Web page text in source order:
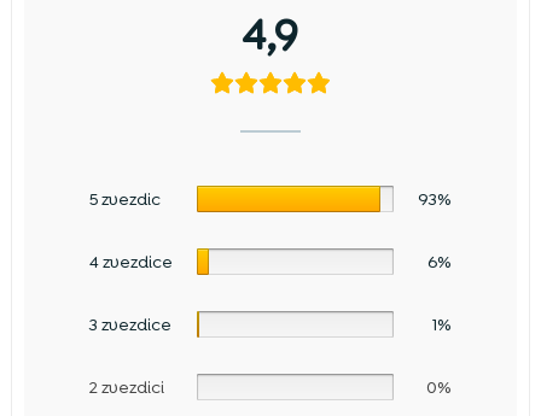
4,9
5 zvezdic 93%
4 zvezdice 6%
3 zvezdice 1%
2 zvezdici 0%